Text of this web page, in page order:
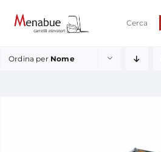
Ordina per Nome